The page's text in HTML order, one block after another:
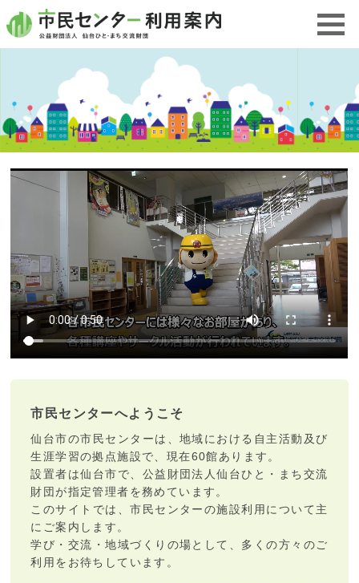
市民センターへようこそ
仙台市の市民センターは、地域における自主活動及び
生涯学習の拠点施設で、現在60館あります。
設置者は仙台市で、公益財団法人仙台ひと・まち交流
財団が指定管理者を務めています。
このサイトでは、市民センターの施設利用について主
にご案内します。
学び・交流・地域づくりの場として、多くの方々のご
利用をお待ちしています。